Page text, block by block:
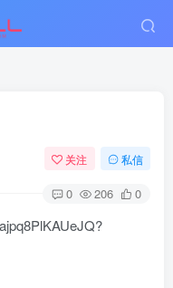
关注 私信
0 206 0